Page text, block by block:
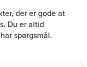
der er gode at
Du er altid
spørgsmål.